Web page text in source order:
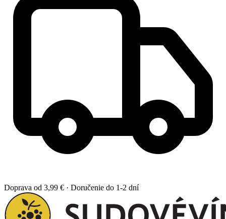
Doprava od 3,99 € · Doručenie do 1-2 dní